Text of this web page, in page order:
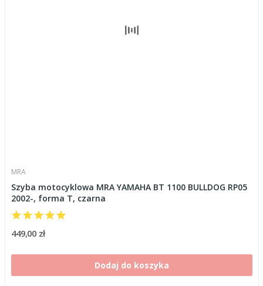
MRA
Szyba motocyklowa MRA YAMAHA BT 1100 BULLDOG RP05
2002-, forma T, czarna
449,00 zł
Dodaj do koszyka